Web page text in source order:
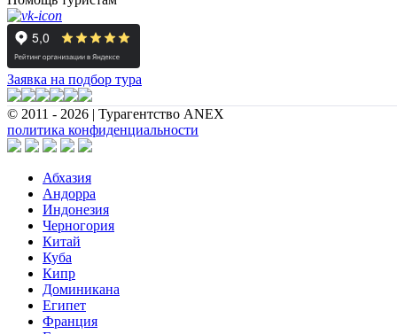
Заявка на подбор тура
© 2011 - 2026 | Турагентство ANEX
политика конфиденциальности
Абхазия
Андорра
Индонезия
Черногория
Китай
Куба
Кипр
Доминикана
Египет
Франция